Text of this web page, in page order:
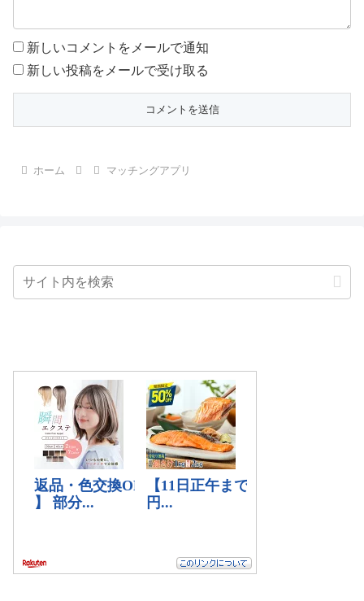
新しいコメントをメールで通知
新しい投稿をメールで受け取る
ホーム マッチングアプリ